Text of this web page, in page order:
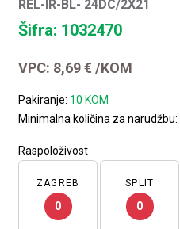
REL-IR-BL- 24DC/2X21
Šifra: 1032470
VPC: 8,69€ /KOM
Pakiranje: 10 KOM
Minimalna količina za narudžbu:
Raspoloživost
ZAGREB
0
SPLIT
0